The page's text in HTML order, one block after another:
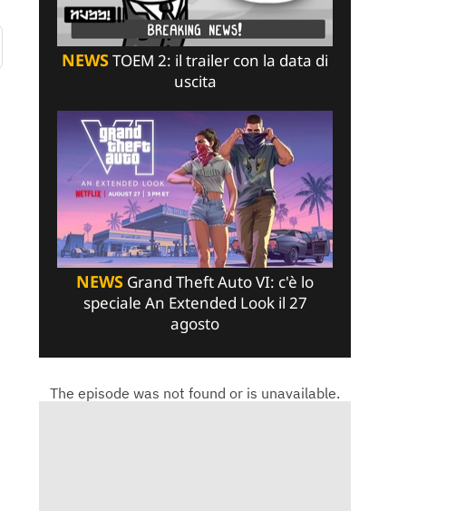
NEWSTOEM 2: il trailer con la data di
uscita
NEWS Grand Theft Auto VI: c'è lo
speciale An Extended Look il 27
agosto